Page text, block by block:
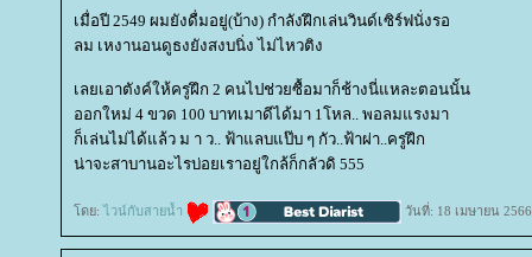
เมื่อปี 2549 ผมยังดื่มอยู่(บ้าง) กำลังฝึกเล่นวินด์เซิร์ฟนั่งรอ
ลม เหงานอนดูธงยังสงบนิ่ง ไม่ไหวติง
เลยเอาตังค์ให้ครูฝึก 2 คนไปช่วยซื้อมาก็ช้างนี่แหละตอนนั้น
ออกใหม่ 4 ขวด 100 บาทเมาดีได้มา 1โหล.. พอลมแรงมา
ก็เล่นไม่ได้แล้ว ม า ว.. ฟ้าแลบแป๊บ ๆ กัว..ฟ้าผ่า..ครูฝึก
น่าจะสาบานอะไรบ่อยเราอยู่ใกล้ก็กลัวดิ 555
ดย:ไวน์กับสายน้ำ วันที่: 18 เมษายน